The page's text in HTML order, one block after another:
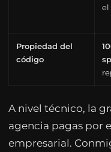
el
Propiedad del
código
A nivel técnico, la
agencia pagas por
empresarial.